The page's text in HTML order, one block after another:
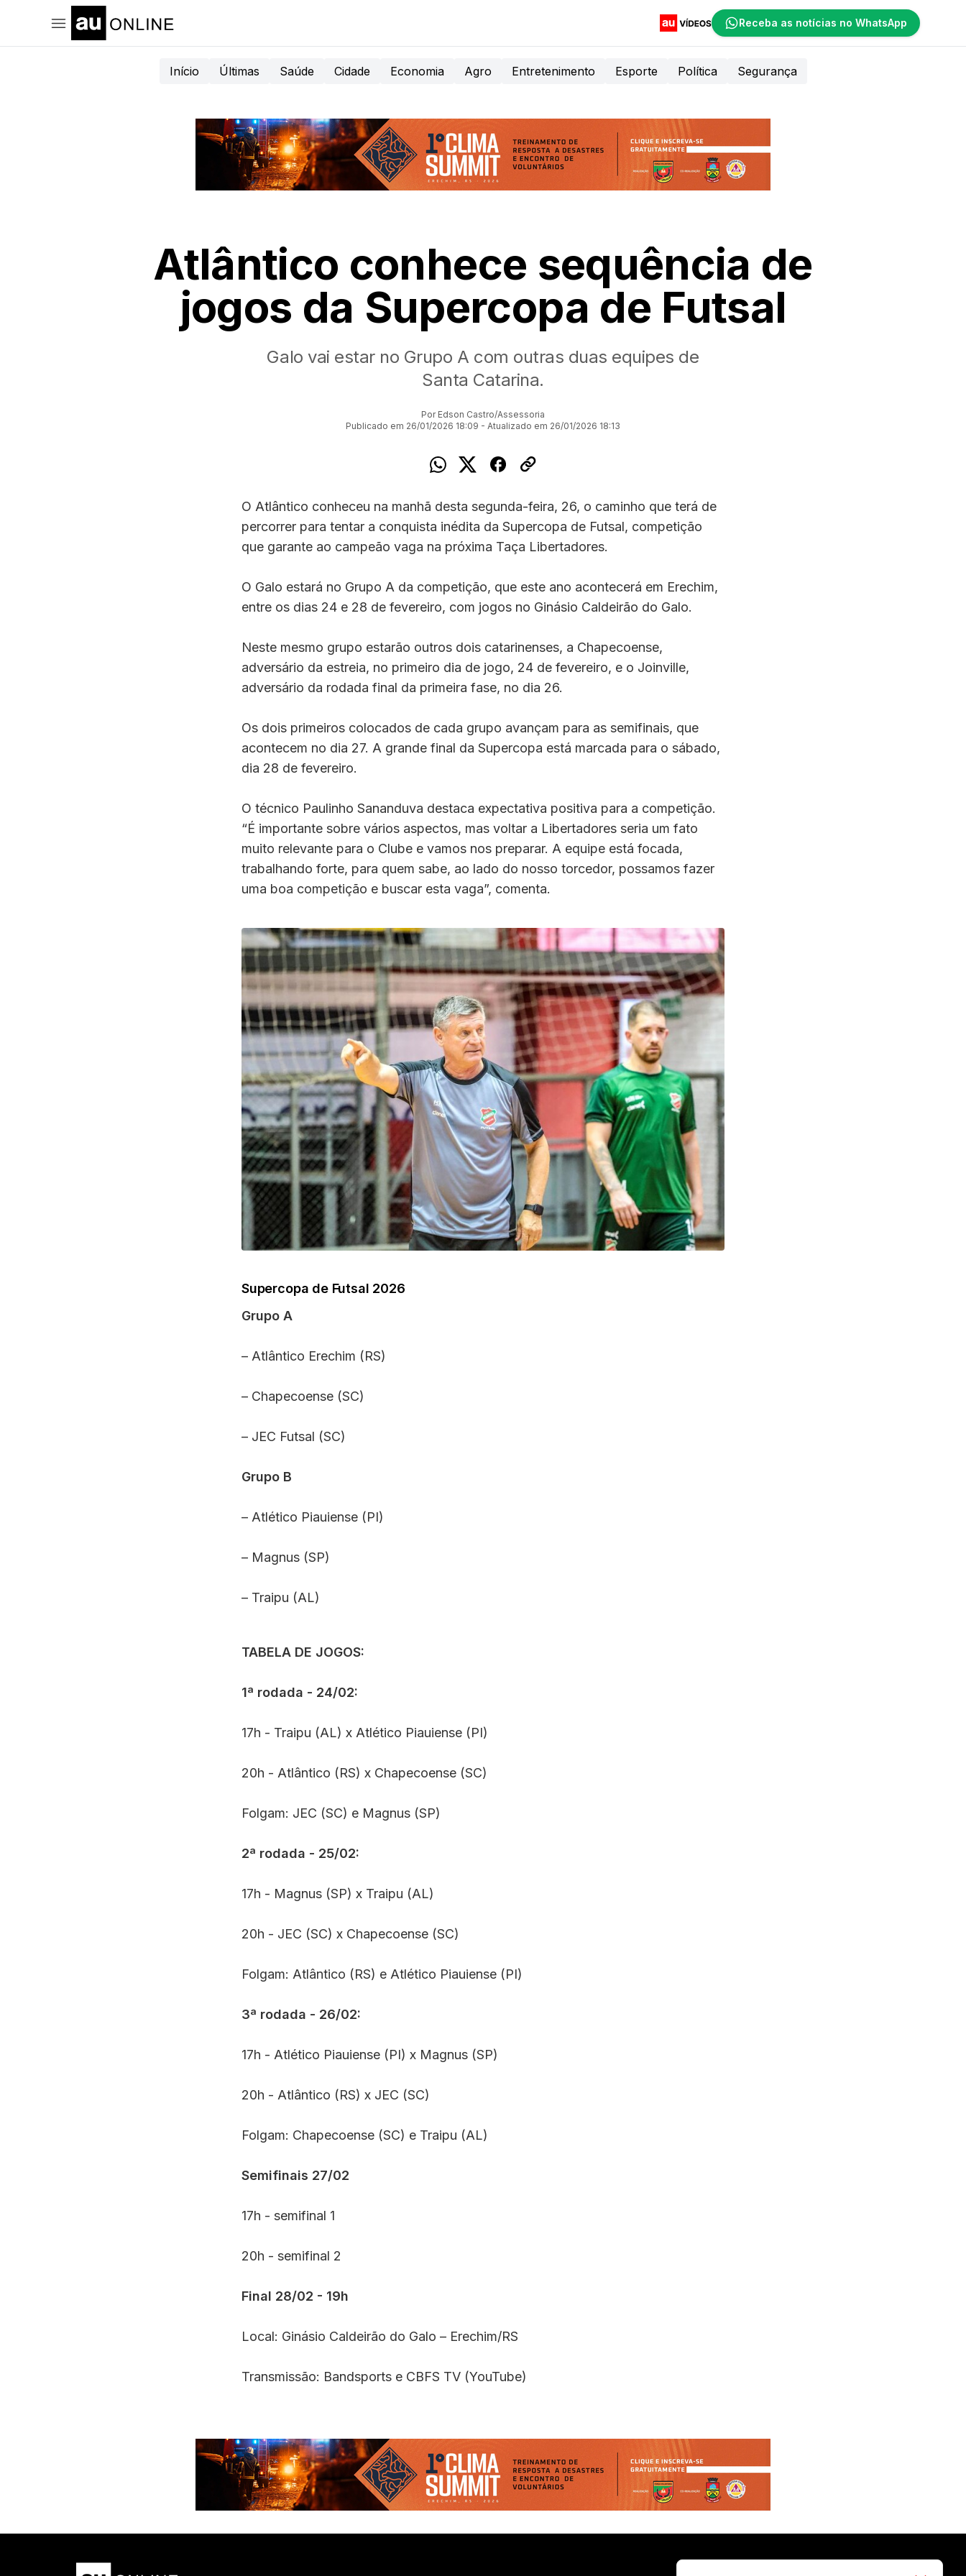
Receba as notícias no WhatsApp
Início Últimas Saúde Cidade Economia Agro Entretenimento Esporte Política Segurança
Atlântico conhece sequência de
jogos da Supercopa de Futsal
Galo vai estar no Grupo A com outras duas equipes de
Santa Catarina.
Por Edson Castro/Assessoria
Publicado em 26/01/2026 18:09 - Atualizado em 26/01/2026 18:13
O Atlântico conheceu na manhã desta segunda-feira, 26, o caminho que terá de
percorrer para tentar a conquista inédita da Supercopa de Futsal, competição
que garante ao campeão vaga na próxima Taça Libertadores.
O Galo estará no Grupo A da competição, que este ano acontecerá em Erechim,
entre os dias 24 e 28 de fevereiro, com jogos no Ginásio Caldeirão do Galo.
Neste mesmo grupo estarão outros dois catarinenses, a Chapecoense,
adversário da estreia, no primeiro dia de jogo, 24 de fevereiro, e o Joinville,
adversário da rodada final da primeira fase, no dia 26.
Os dois primeiros colocados de cada grupo avançam para as semifinais, que
acontecem no dia 27. A grande final da Supercopa está marcada para o sábado,
dia 28 de fevereiro.
O técnico Paulinho Sananduva destaca expectativa positiva para a competição.
“É importante sobre vários aspectos, mas voltar a Libertadores seria um fato
muito relevante para o Clube e vamos nos preparar. A equipe está focada,
trabalhando forte, para quem sabe, ao lado do nosso torcedor, possamos fazer
uma boa competição e buscar esta vaga”, comenta.
Supercopa de Futsal 2026
Grupo A
– Atlântico Erechim (RS)
– Chapecoense (SC)
– JEC Futsal (SC)
Grupo B
– Atlético Piauiense (PI)
– Magnus (SP)
– Traipu (AL)
TABELA DE JOGOS:
1ª rodada - 24/02:
17h - Traipu (AL) x Atlético Piauiense (PI)
20h - Atlântico (RS) x Chapecoense (SC)
Folgam: JEC (SC) e Magnus (SP)
2ª rodada - 25/02:
17h - Magnus (SP) x Traipu (AL)
20h - JEC (SC) x Chapecoense (SC)
Folgam: Atlântico (RS) e Atlético Piauiense (PI)
3ª rodada - 26/02:
17h - Atlético Piauiense (PI) x Magnus (SP)
20h - Atlântico (RS) x JEC (SC)
Folgam: Chapecoense (SC) e Traipu (AL)
Semifinais 27/02
17h - semifinal 1
20h - semifinal 2
Final 28/02 - 19h
Local: Ginásio Caldeirão do Galo – Erechim/RS
Transmissão: Bandsports e CBFS TV (YouTube)